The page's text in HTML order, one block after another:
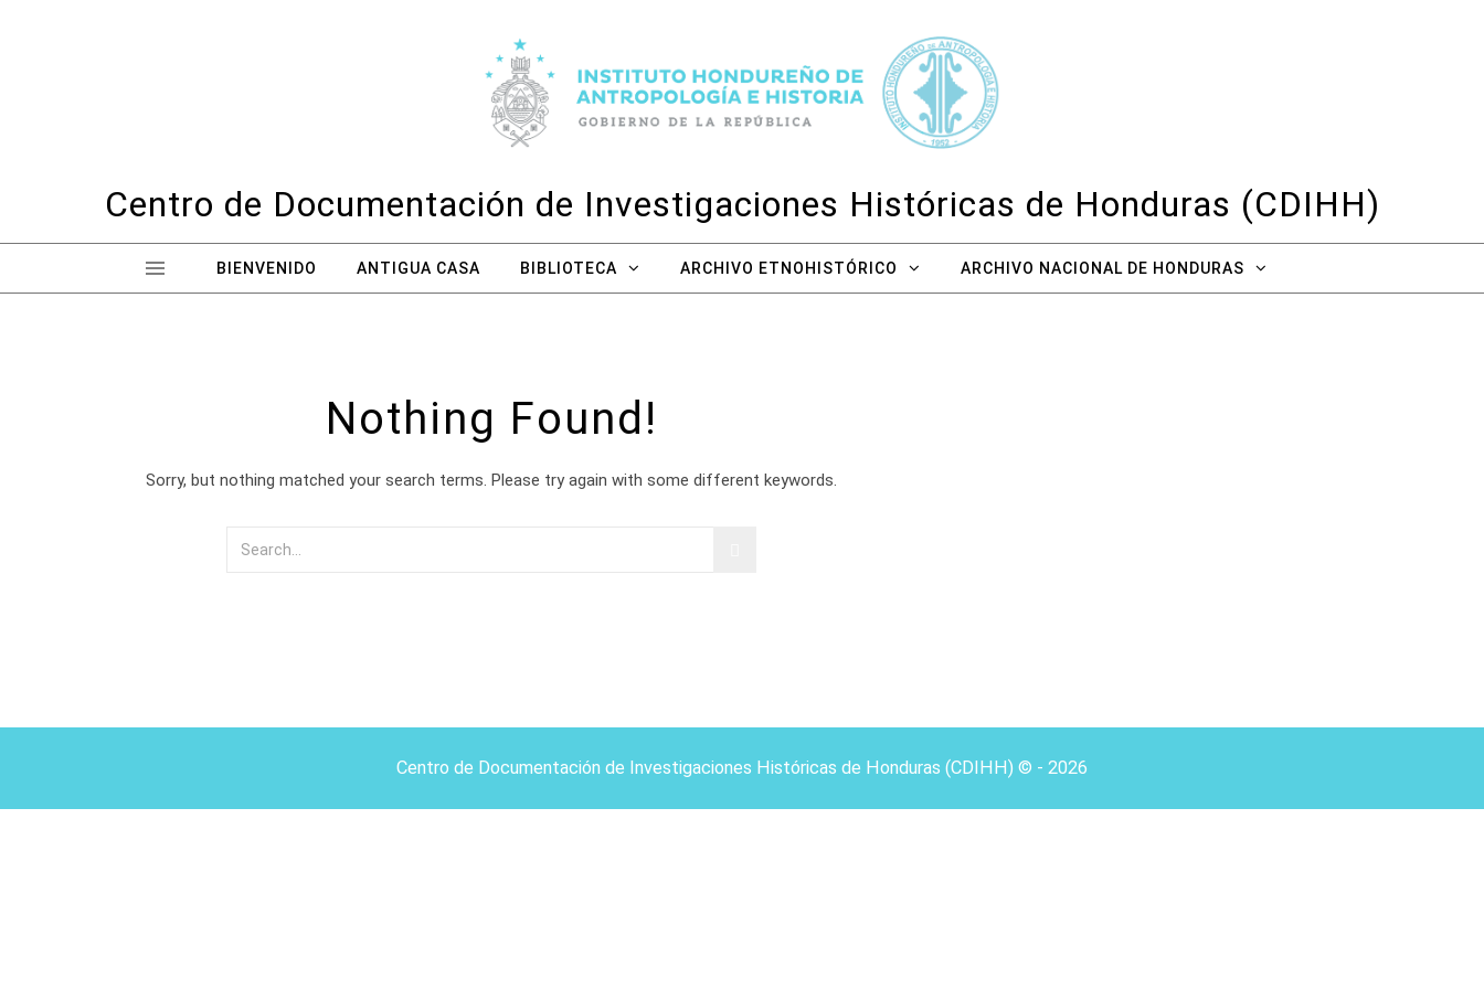
Centro de Documentación de Investigaciones Históricas de Honduras (CDIHH)
BIENVENIDO ANTIGUA CASA BIBLIOTECA ARCHIVO ETNOHISTÓRICO ARCHIVO NACIONAL DE HONDURAS
Nothing Found!
Sorry, but nothing matched your search terms. Please try again with some different keywords.
Centro de Documentación de Investigaciones Históricas de Honduras (CDIHH) © - 2026